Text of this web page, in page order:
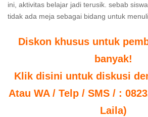
ini, aktivitas belajar jadi terusik. sebab
tidak ada meja sebagai bidang untuk
Diskon khusus untuk
banyak!
Klik disini untuk diskusi
Atau WA / Telp / SMS / :
Laila)